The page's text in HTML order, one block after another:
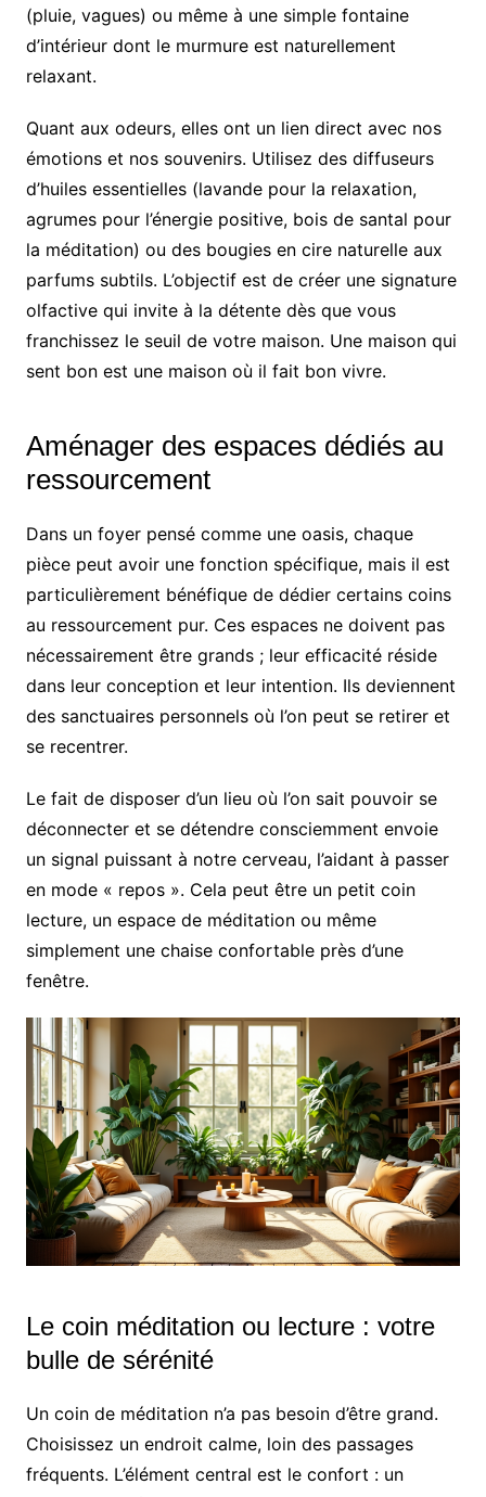
(pluie, vagues) ou même à une simple fontaine
d’intérieur dont le murmure est naturellement
relaxant.
Quant aux odeurs, elles ont un lien direct avec nos
émotions et nos souvenirs. Utilisez des diffuseurs
d’huiles essentielles (lavande pour la relaxation,
agrumes pour l’énergie positive, bois de santal pour
la méditation) ou des bougies en cire naturelle aux
parfums subtils. L’objectif est de créer une signature
olfactive qui invite à la détente dès que vous
franchissez le seuil de votre maison. Une maison qui
sent bon est une maison où il fait bon vivre.
Aménager des espaces dédiés au
ressourcement
Dans un foyer pensé comme une oasis, chaque
pièce peut avoir une fonction spécifique, mais il est
particulièrement bénéfique de dédier certains coins
au ressourcement pur. Ces espaces ne doivent pas
nécessairement être grands ; leur efficacité réside
dans leur conception et leur intention. Ils deviennent
des sanctuaires personnels où l’on peut se retirer et
se recentrer.
Le fait de disposer d’un lieu où l’on sait pouvoir se
déconnecter et se détendre consciemment envoie
un signal puissant à notre cerveau, l’aidant à passer
en mode « repos ». Cela peut être un petit coin
lecture, un espace de méditation ou même
simplement une chaise confortable près d’une
fenêtre.
Le coin méditation ou lecture : votre
bulle de sérénité
Un coin de méditation n’a pas besoin d’être grand.
Choisissez un endroit calme, loin des passages
fréquents. L’élément central est le confort : un